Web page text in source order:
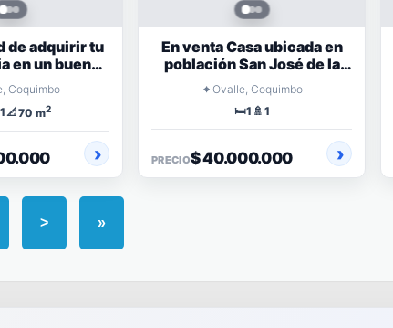
de adquirir tu
en un buen
Coquimbo
1📐70 m2
En venta Casa ubicada en
población San José de la
Dehesa, casa ampliada
⌖ Ovalle, Coquimbo
🛏️1 🚿 1
PRECIO$ 40.000.000
> »